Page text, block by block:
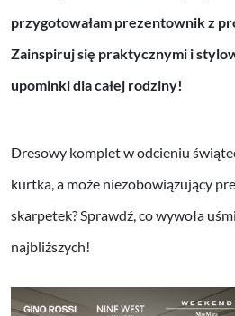
przygotowałam prezentownik z
Zainspiruj się praktycznymi i
upominki dla całej rodziny!
Dresowy komplet w odcieniu
kurtka, a może niezobowiązujący
skarpetek? Sprawdź, co wywoła
najbliższych!